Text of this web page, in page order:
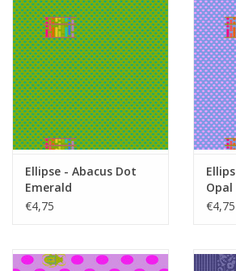
Ellipse - Abacus Dot
Emerald
€4,75
Opal
€4,75